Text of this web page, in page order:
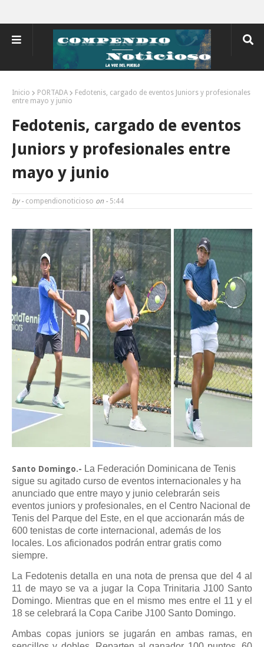
Inicio PORTADA
Fedotenis, cargado de eventos Juniors y profesionales
entre mayo y junio
Fedotenis, cargado de eventos
Juniors y profesionales entre
mayo y junio
by - compendionoticioso on - 5:44
Santo Domingo.- La Federación Dominicana de Tenis
sigue su agitado curso de eventos internacionales y ha
anunciado que entre mayo y junio celebrarán seis
eventos juniors y profesionales, en el Centro Nacional de
Tenis del Parque del Este, en el que accionarán más de
600 tenistas de corte internacional, además de los
locales. Los aficionados podrán entrar gratis como
siempre.
La Fedotenis detalla en una nota de prensa que del 4 al
11 de mayo se va a jugar la Copa Trinitaria J100 Santo
Domingo. Mientras que en el mismo mes entre el 11 y el
18 se celebrará la Copa Caribe J100 Santo Domingo.
Ambas copas juniors se jugarán en ambas ramas, en